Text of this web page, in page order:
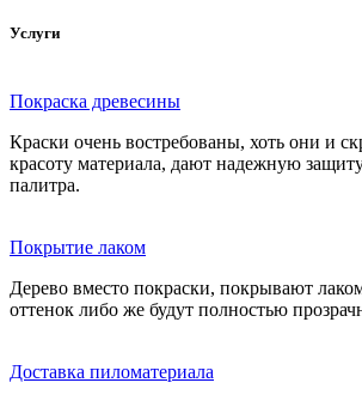
Услуги
Покраска древесины
Краски очень востребованы, хоть они и
красоту материала, дают надежную
палитра.
Покрытие лаком
Дерево вместо покраски, покрывают
оттенок либо же будут полностью
Доставка пиломатериала